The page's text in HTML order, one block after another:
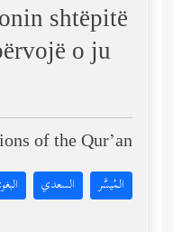
shtëpitë
o ju
of the Qur’an:
المُيسَّر السعدي